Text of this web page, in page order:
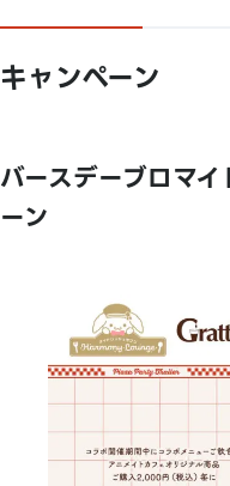
キャンペーン
バースデーブロマ
ーン